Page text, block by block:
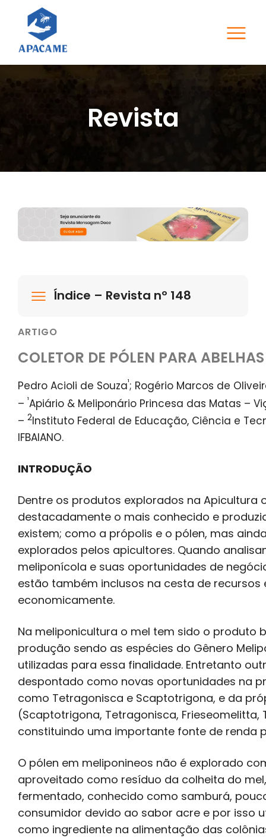
Revista
Índice – Revista nº 148
ARTIGO
COLETOR DE PÓLEN PARA
Pedro Acioli de Souza¹; Rogério Marcos de
– ¹Apiário & Meliponário Princesa das Matas –
– 2Instituto Federal de Educação, Ciência e
IFBAIANO.
INTRODUÇÃO
Dentre os produtos explorados na Apicultura
destacadamente o mais conhecido e
existem; como a própolis e o pólen, mas
explorados pelos apicultores. Quando
meliponícola e suas oportunidades de
estão também inclusos na cesta de recursos
economicamente.
Na meliponicultura o mel tem sido o produto
produção sendo as espécies do Gênero
utilizadas para essa finalidade. Entretanto
despontado como novas oportunidades na
como Tetragonisca e Scaptotrigona, e da
(Scaptotrigona, Tetragonisca, Frieseomelitta,
constituindo uma importante fonte de renda
O pólen em meliponineos não é explorado
aproveitado como resíduo da colheita do
fermentado, conhecido como samburá,
consumidor devido ao sabor acre e por isso
como ingrediente na alimentação das